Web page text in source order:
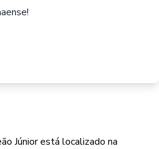
Júnior está localizado na